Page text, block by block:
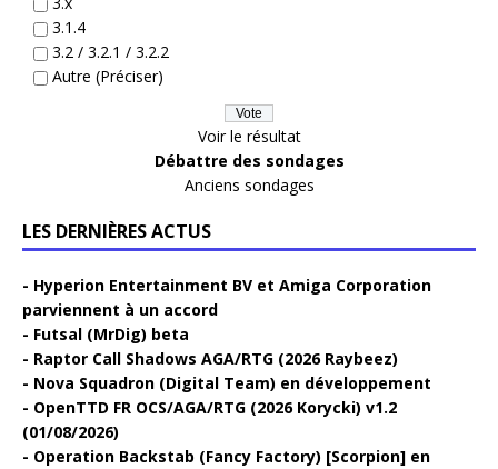
3.1.4
3.2 / 3.2.1 / 3.2.2
Autre (Préciser)
Voir le résultat
Débattre des sondages
Anciens sondages
LES DERNIÈRES ACTUS
Hyperion Entertainment BV et Amiga Corporation
parviennent à un accord
Futsal (MrDig) beta
Raptor Call Shadows AGA/RTG (2026 Raybeez)
Nova Squadron (Digital Team) en développement
OpenTTD FR OCS/AGA/RTG (2026 Korycki) v1.2
(01/08/2026)
Operation Backstab (Fancy Factory) [Scorpion] en